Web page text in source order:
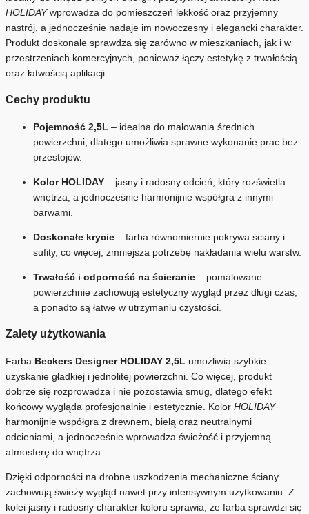
HOLIDAYwprowadza do pomieszczeń lekkość oraz przyjemny
nastrój, a jednocześnie nadaje im nowoczesny i elegancki charakter.
Produkt doskonale sprawdza się zarówno w mieszkaniach, jak i w
przestrzeniach komercyjnych, ponieważ łączy estetykę z trwałością
oraz łatwością aplikacji.
Cechy produktu
Pojemność 2,5L – idealna do malowania średnich
powierzchni, dlatego umożliwia sprawne wykonanie prac bez
przestojów.
Kolor HOLIDAY – jasny i radosny odcień, który rozświetla
wnętrza, a jednocześnie harmonijnie współgra z innymi
barwami.
Doskonałe krycie – farba równomiernie pokrywa ściany i
sufity, co więcej, zmniejsza potrzebę nakładania wielu warstw.
Trwałość i odporność na ścieranie – pomalowane
powierzchnie zachowują estetyczny wygląd przez długi czas,
a ponadto są łatwe w utrzymaniu czystości.
Zalety użytkowania
Farba Beckers Designer HOLIDAY 2,5L umożliwia szybkie
uzyskanie gładkiej i jednolitej powierzchni. Co więcej, produkt
dobrze się rozprowadza i nie pozostawia smug, dlatego efekt
końcowy wygląda profesjonalnie i estetycznie. Kolor HOLIDAY
harmonijnie współgra z drewnem, bielą oraz neutralnymi
odcieniami, a jednocześnie wprowadza świeżość i przyjemną
atmosferę do wnętrza.
Dzięki odporności na drobne uszkodzenia mechaniczne ściany
zachowują świeży wygląd nawet przy intensywnym użytkowaniu. Z
kolei jasny i radosny charakter koloru sprawia, że farba sprawdzi się